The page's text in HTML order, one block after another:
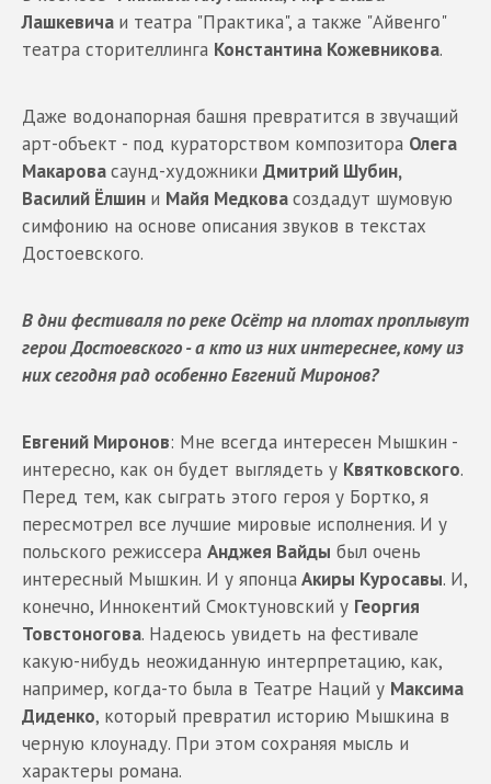
Лашкевича и театра "Практика", а также "Айвенго"
театра сторителлинга Константина Кожевникова.
Даже водонапорная башня превратится в звучащий
арт-объект - под кураторством композитора Олега
Макаровасаунд-художники Дмитрий Шубин,
Василий Ёлшин и Майя Медковасоздадут шумовую
симфонию на основе описания звуков в текстах
Достоевского.
В дни фестиваля по реке Осётр на плотах проплывут
герои Достоевского - а кто из них интереснее, кому из
них сегодня рад особенно Евгений Миронов?
Евгений Миронов: Мне всегда интересен Мышкин -
интересно, как он будет выглядеть у Квятковского.
Перед тем, как сыграть этого героя у Бортко, я
пересмотрел все лучшие мировые исполнения. И у
польского режиссера Анджея Вайды был очень
интересный Мышкин. И у японцаАкиры Куросавы. И,
конечно, Иннокентий Смоктуновский у Георгия
Товстоногова. Надеюсь увидеть на фестивале
какую-нибудь неожиданную интерпретацию, как,
например, когда-то была в Театре Наций у Максима
Диденко, который превратил историю Мышкина в
черную клоунаду. При этом сохраняя мысль и
характеры романа.